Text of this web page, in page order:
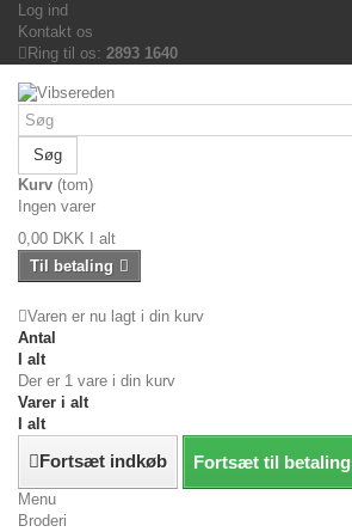
Log ind
Kontakt os
Ring til os: 2893 1640
Søg
Kurv (tom)
Ingen varer
0,00 DKK
I alt
Til betaling
Varen er nu lagt i din kurv
Antal
I alt
Der er 1 vare i din kurv
Varer i alt
I alt
Fortsæt indkøb Fortsæt til betaling
Menu
Broderi